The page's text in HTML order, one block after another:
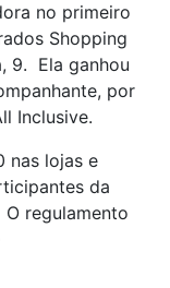
no primeiro
Shopping
9. Ela ganhou
por
Inclusive.
nas lojas e
da
regulamento